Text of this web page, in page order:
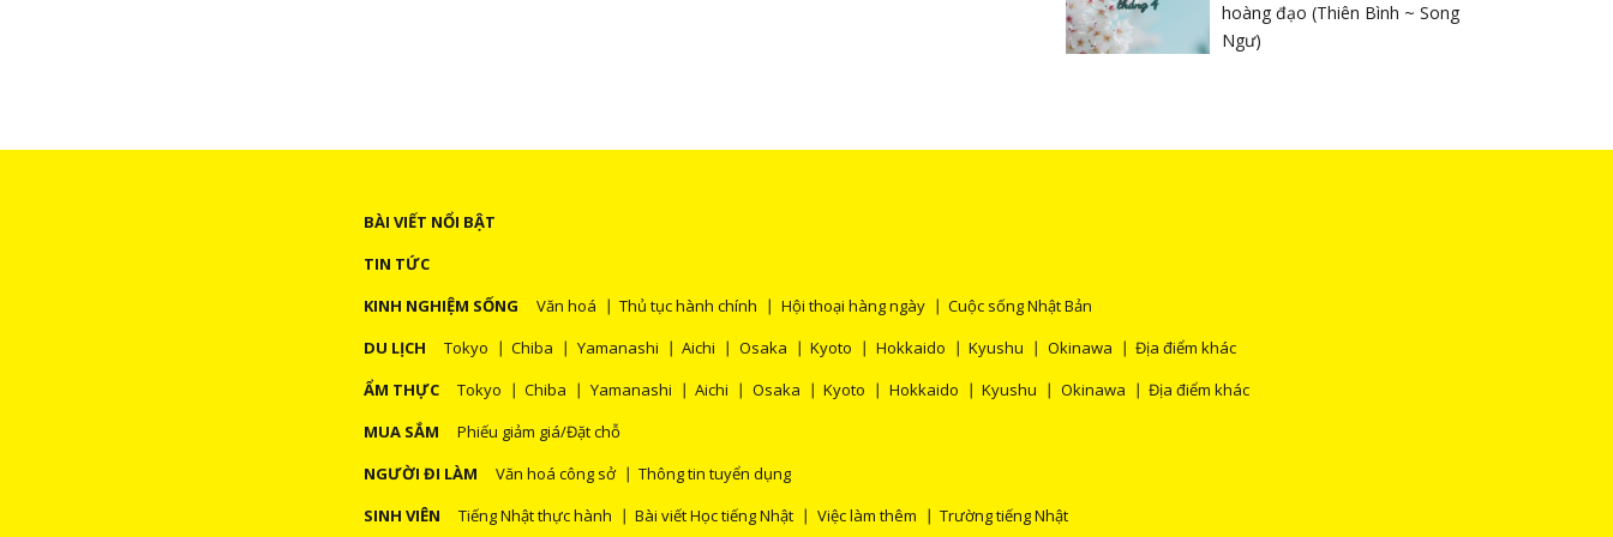
hoàng đạo (Thiên Bình ~ Song
Ngư)
BÀI VIẾT NỔI BẬT
TIN TỨC
KINH NGHIỆM SỐNG
Văn hoá Thủ tục hành chính Hội thoại hàng ngày
Cuộc sống Nhật Bản
DU LỊCH
Tokyo Chiba Yamanashi Aichi Osaka Kyoto Hokkaido Kyushu Okinawa
Địa điểm khác
ẨM THỰC
Tokyo Chiba Yamanashi Aichi Osaka Kyoto Hokkaido Kyushu Okinawa
Địa điểm khác
MUA SẮM
Phiếu giảm giá/Đặt chỗ
NGƯỜI ĐI LÀM
Văn hoá công sở
Thông tin tuyển dụng
SINH VIÊN
Tiếng Nhật thực hành Bài viết Học tiếng Nhật Việc làm thêm Trường tiếng Nhật